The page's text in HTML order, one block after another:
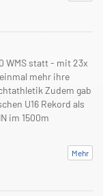
WMS statt - mit 23x
mehr ihre
Zudem gab
U16 Rekord als
im 1500m
Mehr